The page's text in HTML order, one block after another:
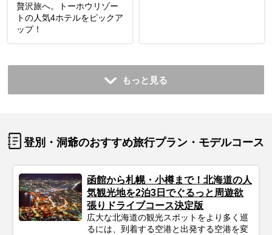
贅沢旅へ。トーホウリゾー
トの人気4ホテルをピックア
ップ！
もっと見る
登別・洞爺のおすすめ旅行プラン・モデルコース
函館から札幌・小樽まで！北海道の人
気観光地を2泊3日でぐるっと周遊欲
張りドライブコース決定版
広大な北海道の観光スポットをより多く巡
るには、到着する空港と出発する空港を変